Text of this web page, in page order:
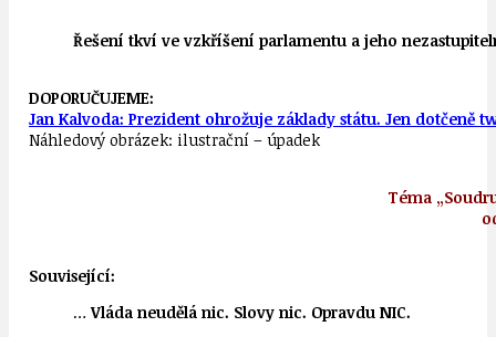
Řešení tkví ve vzkříšení parlamentu a jeho
DOPORUČUJEME:
Jan Kalvoda: Prezident ohrožuje základy státu. Jen dotčeně
Náhledový obrázek: ilustrační – úpadek
Téma
Související:
…Vláda neudělá nic. Slovy nic. Opravdu NIC.